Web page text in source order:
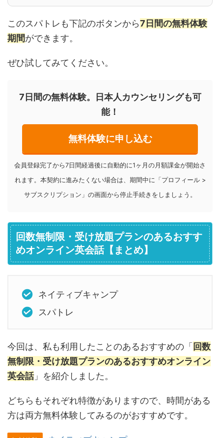
このスパトレも下記のボタンから7日間の無料体験
期間ができます。
ぜひ試してみてください。
7日間の無料体験。日本人カウンセリングも可
能！
無料体験に申し込む
会員登録完了から7日間経過後に自動的に1ヶ月の月額課金が開始さ
れます。本契約に進みたくない場合は、期間中に「プロフィール >
サブスクリプション」の画面から停止手続きをしましょう。
回数無制限・受け放題プランのあるおすす
めオンライン英会話【まとめ】
ネイティブキャンプ
スパトレ
今回は、私も利用したことのあるおすすめの「 回数
無制限・受け放題プランのあるおすすめオンライン
英会話」を紹介しました。
どちらもそれぞれ特徴がありますので、時間がある
方は両方無料体験してみるのがおすすめです。